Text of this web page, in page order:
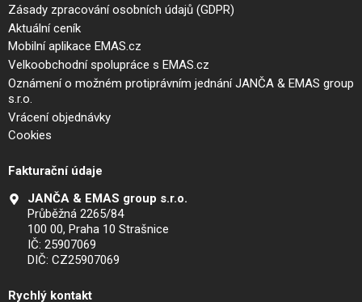
Zásady zpracování osobních údajů (GDPR)
Aktuální ceník
Mobilní aplikace EMAS.cz
Velkoobchodní spolupráce s EMAS.cz
Oznámení o možném protiprávním jednání JANČA & EMAS group
s.r.o.
Vrácení objednávky
Cookies
Fakturační údaje
JANČA & EMAS group s.r.o.
Průběžná 2265/84
100 00, Praha 10 Strašnice
IČ: 25907069
DIČ: CZ25907069
Rychlý kontakt